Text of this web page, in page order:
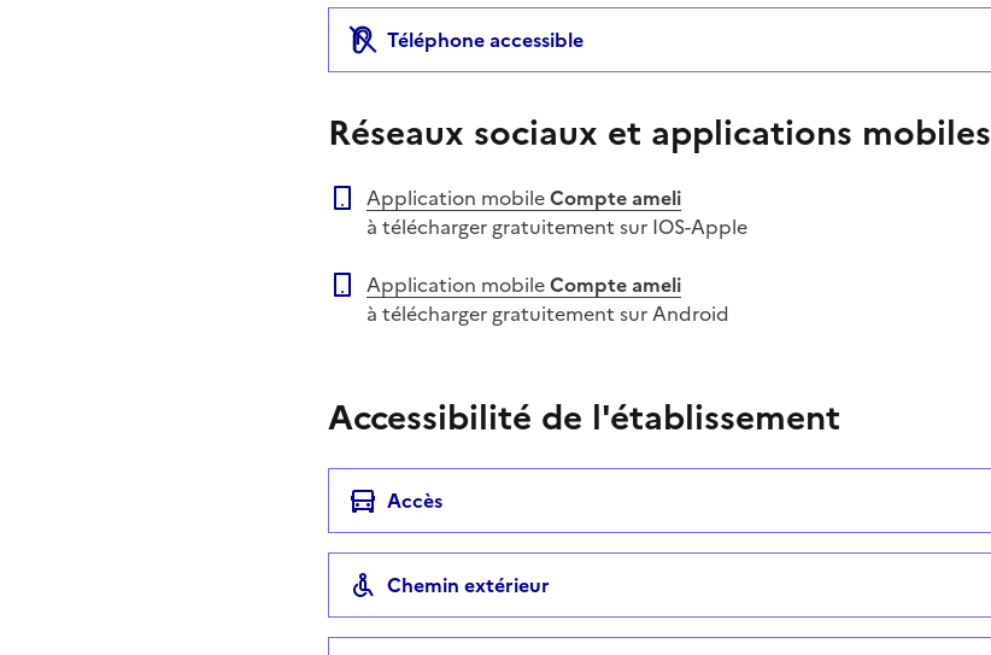
Téléphone accessible
Réseaux sociaux et applications mobiles
Application mobileCompte ameli
à télécharger gratuitement sur IOS-Apple
Application mobileCompte ameli
à télécharger gratuitement sur Android
Accessibilité de l'établissement
Accès
Chemin extérieur